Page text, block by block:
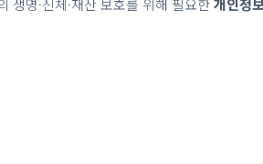
생명·신체·재산 보호를 위해 필요한개인정